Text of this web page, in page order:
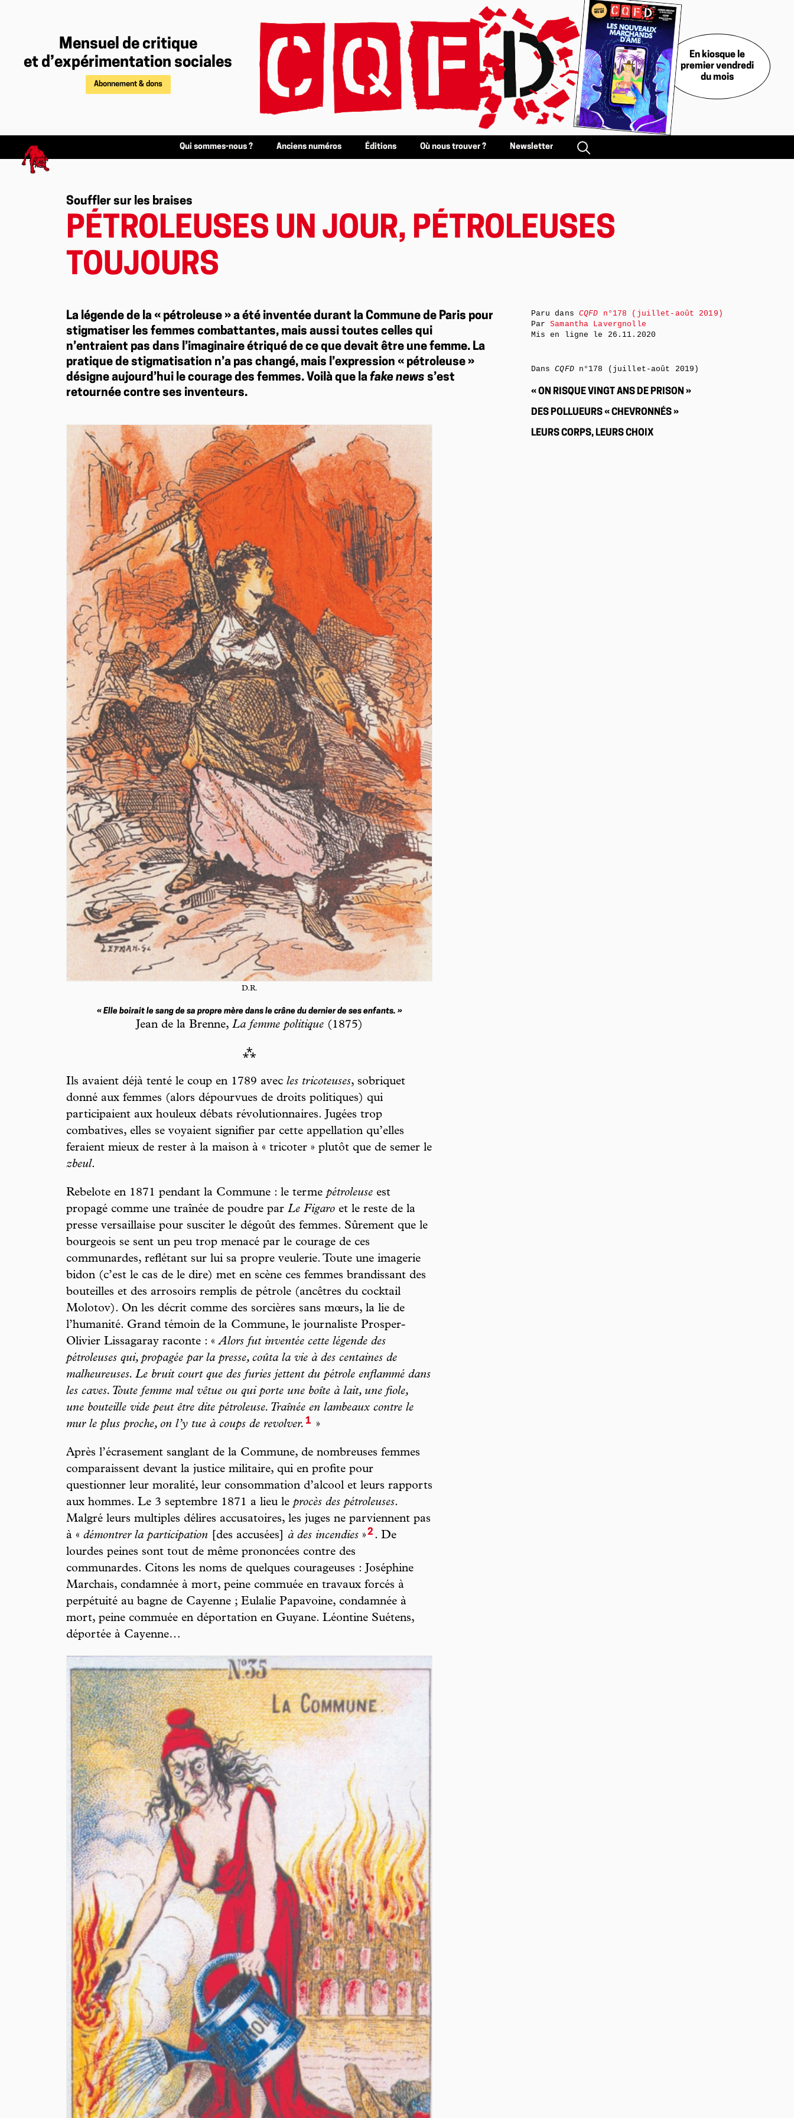
Mensuel de critique
et d’expérimentation sociales
Abonnement & dons
En kiosque le
premier vendredi
du mois
Qui sommes-nous ? Anciens numéros Éditions Où nous trouver ? Newsletter
Souffler sur les braises
PÉTROLEUSES UN JOUR, PÉTROLEUSES
TOUJOURS
La légende de la « pétroleuse » a été inventée durant la Commune de Paris pour
stigmatiser les femmes combattantes, mais aussi toutes celles qui
n’entraient pas dans l’imaginaire étriqué de ce que devait être une femme. La
pratique de stigmatisation n’a pas changé, mais l’expression « pétroleuse »
désigne aujourd’hui le courage des femmes. Voilà que la fake news s’est
retournée contre ses inventeurs.
D.R.
« Elle boirait le sang de sa propre mère dans le crâne du dernier de ses enfants. »
Jean de la Brenne, La femme politique (1875)
⁂
Ils avaient déjà tenté le coup en 1789 avec les tricoteuses, sobriquet
donné aux femmes (alors dépourvues de droits politiques) qui
participaient aux houleux débats révolutionnaires. Jugées trop
combatives, elles se voyaient signifier par cette appellation qu’elles
feraient mieux de rester à la maison à « tricoter » plutôt que de semer le
zbeul.
Rebelote en 1871 pendant la Commune : le terme pétroleuse est
propagé comme une traînée de poudre par Le Figaro et le reste de la
presse versaillaise pour susciter le dégoût des femmes. Sûrement que le
bourgeois se sent un peu trop menacé par le courage de ces
communardes, reflétant sur lui sa propre veulerie. Toute une imagerie
bidon (c’est le cas de le dire) met en scène ces femmes brandissant des
bouteilles et des arrosoirs remplis de pétrole (ancêtres du cocktail
Molotov). On les décrit comme des sorcières sans mœurs, la lie de
l’humanité. Grand témoin de la Commune, le journaliste Prosper-
Olivier Lissagaray raconte : «Alors fut inventée cette légende des
pétroleuses qui, propagée par la presse, coûta la vie à des centaines de
malheureuses. Le bruit court que des furies jettent du pétrole enflammé dans
les caves. Toute femme mal vêtue ou qui porte une boîte à lait, une fiole,
une bouteille vide peut être dite pétroleuse. Traînée en lambeaux contre le
mur le plus proche, on l’y tue à coups de revolver. 1 »
Après l’écrasement sanglant de la Commune, de nombreuses femmes
comparaissent devant la justice militaire, qui en profite pour
questionner leur moralité, leur consommation d’alcool et leurs rapports
aux hommes. Le 3 septembre 1871 a lieu le procès des pétroleuses.
Malgré leurs multiples délires accusatoires, les juges ne parviennent pas
à « démontrer la participation [des accusées] à des incendies »2 . De
lourdes peines sont tout de même prononcées contre des
communardes. Citons les noms de quelques courageuses : Joséphine
Marchais, condamnée à mort, peine commuée en travaux forcés à
perpétuité au bagne de Cayenne ; Eulalie Papavoine, condamnée à
mort, peine commuée en déportation en Guyane. Léontine Suétens,
déportée à Cayenne…
Paru dans CQFD n°178 (juillet-août 2019)
ParSamantha Lavergnolle
Mis en ligne le 26.11.2020
DansCQFDn°178 (juillet-août 2019)
« ON RISQUE VINGT ANS DE PRISON »
DES POLLUEURS « CHEVRONNÉS »
LEURS CORPS, LEURS CHOIX